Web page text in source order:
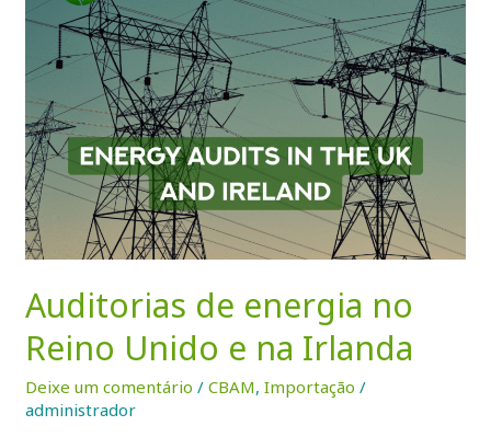
Auditorias de energia no
Reino Unido e na Irlanda
Deixe um comentário /CBAM,Importação /
administrador
no
Reino
Unido
e
na
Irlanda